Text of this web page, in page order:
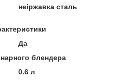
неіржавка сталь
Да
блендера
0.6 л